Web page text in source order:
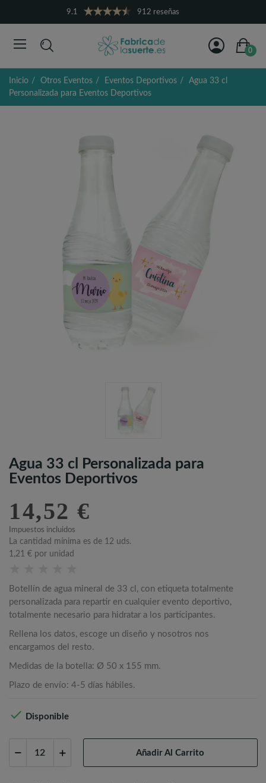
9.1 912 reseñas
0
Inicio Otros Eventos Eventos Deportivos
Agua 33 cl
Personalizada para Eventos Deportivos
Agua 33 cl Personalizada para
Eventos Deportivos
14,52 €
Impuestos incluidos
La cantidad mínima es de 12 uds.
1,21 € por unidad
Botellín de agua mineral de 33 cl, con etiqueta totalmente
personalizada para repartir en cualquier evento deportivo,
totalmente necesario para hidratar a los participantes.
Rellena los datos, escoge un diseño y nosotros nos
encargamos del resto.
Medidas de la botella: Ø 50 x 155 mm.
Plazo de envío: 4-5 días hábiles.
 Disponible
Añadir Al Carrito